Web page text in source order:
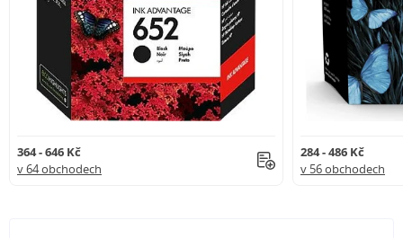
364 - 646 Kč
v 64 obchodech
284 - 486 Kč
v 56 obchodech